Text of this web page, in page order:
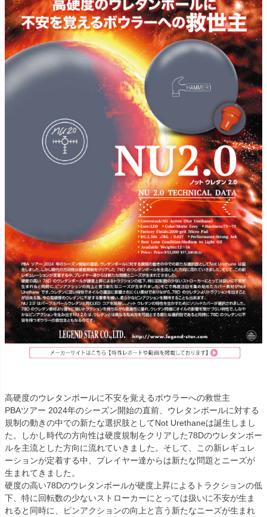
高硬度のウレタンボールに不安を覚えるボウラーへの救世主
PBAツアー 2024年のシーズン開始の直前、ウレタンボールに対する
規制の動きの中での新たな選択肢としてNot Urethaneは誕生しまし
た。しかし時代の方向性は硬度規制をクリアした78Dのウレタンボー
ルを主流とした方向に流れていきました。そして、この新レギュレ
ーションが定着する中、プレイヤー達からは新たな問題とニーズが
生まれてきました。
硬度の高い78Dのウレタンボールが硬度上昇によるトラクションの低
下、特に回転数の少ないストローカーにとっては扱いに不安が生ま
れると同時に、ピンアクションの向上と言う新たなニーズが生まれ